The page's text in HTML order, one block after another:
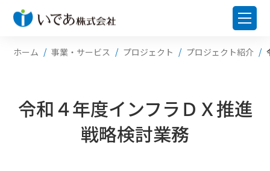
ホーム 事業・サービス プロジェクト プロジェクト紹介
令和４年度インフラＤＸ推進
戦略検討業務